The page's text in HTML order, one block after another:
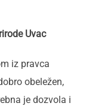
Uvac
iz pravca
obeležen,
je dozvola i